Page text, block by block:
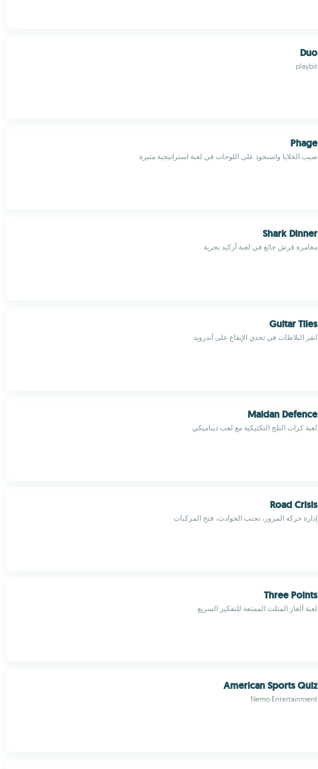
Duo
playbit
Phage
صيب الخلايا واستحوذ على اللوحات في لعبة استراتيجية مثيرة
Shark Dinner
مغامرة قرش جائع في لعبة أركيد بحرية
Guitar Tiles
انقر البلاطات في تحدي الإيقاع على أندرويد
Maidan Defence
لعبة كرات الثلج التكتيكية مع لعب ديناميكي
Road Crisis
إدارة حركة المرور، تجنب الحوادث، فتح المركبات
Three Points
لعبة ألغاز المثلث الممتعة للتفكير السريع
American Sports Quiz
Nemo Entertainment